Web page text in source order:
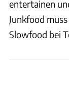
entertainen
Junkfood
Slowfood bei